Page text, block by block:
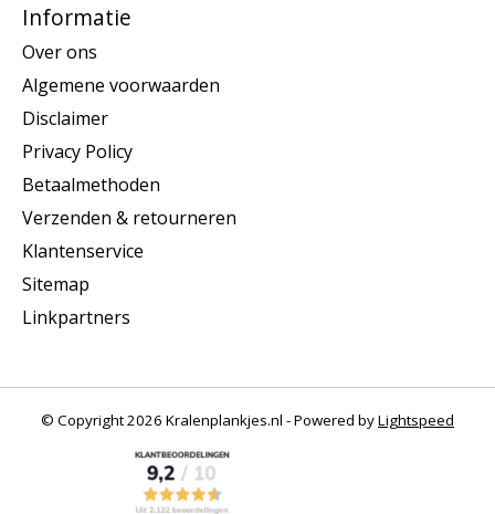
Informatie
Over ons
Algemene voorwaarden
Disclaimer
Privacy Policy
Betaalmethoden
Verzenden & retourneren
Klantenservice
Sitemap
Linkpartners
© Copyright 2026 Kralenplankjes.nl - Powered byLightspeed